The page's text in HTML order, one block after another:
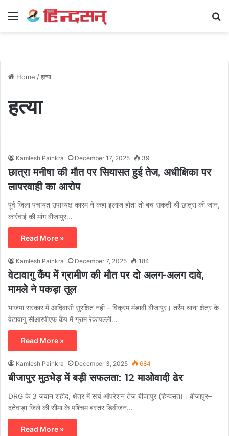
Menu
Home /हत्या
हत्या
Kamlesh Painkra December 17, 2025 39
छात्रा मनीषा की मौत पर सियासत हुई तेज, अधीक्षिका पर
लापरवाही का आरोप
पूर्व जिला पंचायत उपाध्यक्ष कारम ने कहा इलाज होता तो बच सकती थी छात्रा की जान,
कार्रवाई की मांग बीजापुर…
Read More »
Kamlesh Painkra December 7, 2025 184
वेटावागु कैंप में ग्रामीण की मौत पर दो अलग-अलग दावे,
मामले ने पकड़ा तूल
भाजपा सरकार में आदिवासी सुरक्षित नहीं – विक्रम मंडावी बीजापुर। तर्रेम थाना क्षेत्र के
वेटावागु सीआरपीएफ कैंप में ग्राम रेकापल्ली…
Read More »
Kamlesh Painkra December 3, 2025 684
बीजापुर मुठभेड़ में बड़ी सफलता: 12 माओवादी ढेर
DRG के 3 जवान शहीद, क्षेत्र में सर्च ऑपरेशन तेज बीजापुर (हिन्दसत)। बीजापुर–
दंतेवाड़ा जिले की सीमा के पश्चिम बस्तर डिवीजन…
Read More »